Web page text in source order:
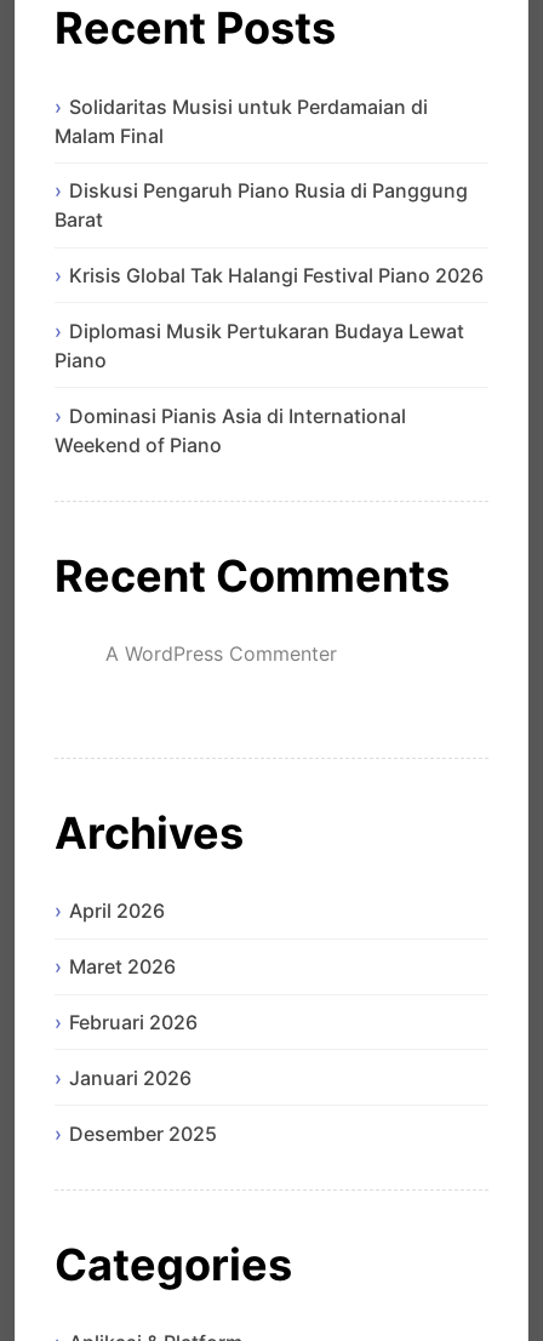
Recent Posts
Solidaritas Musisi untuk Perdamaian di
Malam Final
Diskusi Pengaruh Piano Rusia di Panggung
Barat
Krisis Global Tak Halangi Festival Piano 2026
Diplomasi Musik Pertukaran Budaya Lewat
Piano
Dominasi Pianis Asia di International
Weekend of Piano
Recent Comments
A WordPress Commenter
Archives
April 2026
Maret 2026
Februari 2026
Januari 2026
Desember 2025
Categories